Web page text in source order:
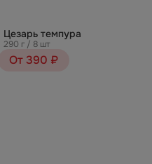
Цезарь темпура
290 г / 8 шт
От 390 ₽